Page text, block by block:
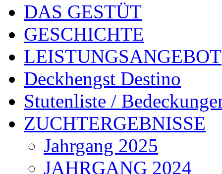
DAS GESTÜT
GESCHICHTE
LEISTUNGSANGEBOT
Deckhengst Destino
Stutenliste /
ZUCHTERGEBNISSE
Jahrgang 2025
JAHRGANG 2024